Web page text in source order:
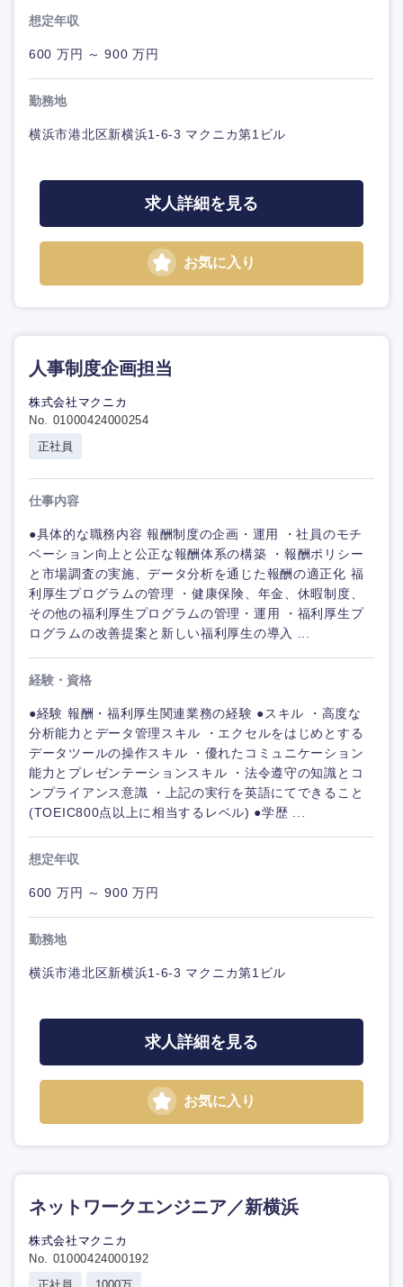
想定年収
600 万円 ～ 900 万円
勤務地
横浜市港北区新横浜1-6-3 マクニカ第1ビル
求人詳細を見る
お気に入り
人事制度企画担当
株式会社マクニカ
No. 01000424000254
正社員
仕事内容
●具体的な職務内容 報酬制度の企画・運用 ・社員のモチ
ベーション向上と公正な報酬体系の構築 ・報酬ポリシー
と市場調査の実施、データ分析を通じた報酬の適正化 福
利厚生プログラムの管理 ・健康保険、年金、休暇制度、
その他の福利厚生プログラムの管理・運用 ・福利厚生プ
ログラムの改善提案と新しい福利厚生の導入 ...
経験・資格
●経験 報酬・福利厚生関連業務の経験 ●スキル ・高度な
分析能力とデータ管理スキル ・エクセルをはじめとする
データツールの操作スキル ・優れたコミュニケーション
能力とプレゼンテーションスキル ・法令遵守の知識とコ
ンプライアンス意識 ・上記の実行を英語にてできること
(TOEIC800点以上に相当するレベル) ●学歴 ...
想定年収
600 万円 ～ 900 万円
勤務地
横浜市港北区新横浜1-6-3 マクニカ第1ビル
求人詳細を見る
お気に入り
ネットワークエンジニア／新横浜
株式会社マクニカ
No. 01000424000192